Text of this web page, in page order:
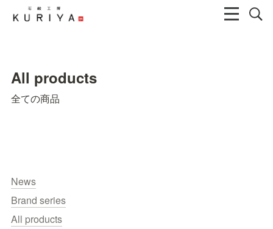
All products
全ての商品
News
Brand series
All products